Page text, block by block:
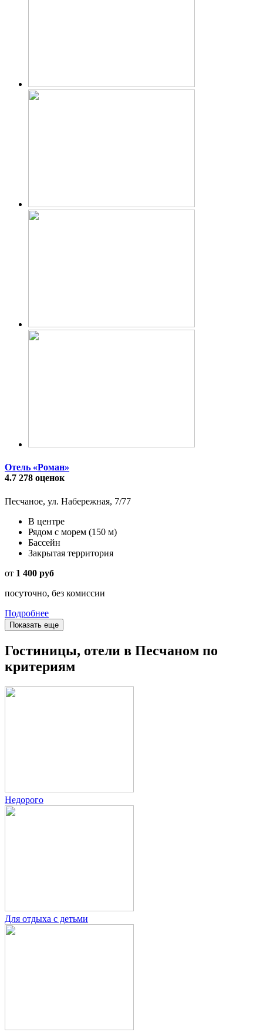
Отель «Роман»
4.7 278 оценок
Песчаное, ул. Набережная, 7/77
В центре
Рядом с морем (150 м)
Бассейн
Закрытая территория
от 1 400 руб
посуточно, без комиссии
Подробнее
Показать еще
Гостиницы, отели в Песчаном по
критериям
Недорого
Для отдыха с детьми